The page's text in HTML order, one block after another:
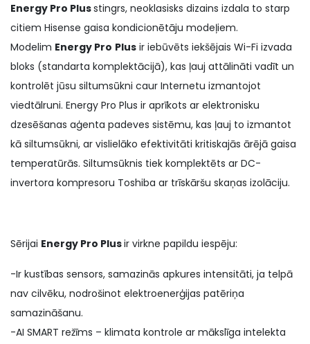
Energy Pro Plusstingrs, neoklasisks dizains izdala to starp
citiem Hisense gaisa kondicionētāju modeļiem.
Modelim Energy Pro Plus ir iebūvēts iekšējais Wi-Fi izvada
bloks (standarta komplektācijā), kas ļauj attālināti vadīt un
kontrolēt jūsu siltumsūkni caur Internetu izmantojot
viedtālruni. Energy Pro Plus ir aprīkots ar elektronisku
dzesēšanas aģenta padeves sistēmu, kas ļauj to izmantot
kā siltumsūkni, ar vislielāko efektivitāti kritiskajās ārējā gaisa
temperatūrās. Siltumsūknis tiek komplektēts ar DC-
invertora kompresoru Toshiba ar trīskāršu skaņas izolāciju.
Sērijai Energy Pro Plusir virkne papildu iespēju:
-Ir kustības sensors, samazinās apkures intensitāti, ja telpā
nav cilvēku, nodrošinot elektroenerģijas patēriņa
samazināšanu.
-AI SMART režīms – klimata kontrole ar mākslīga intelekta